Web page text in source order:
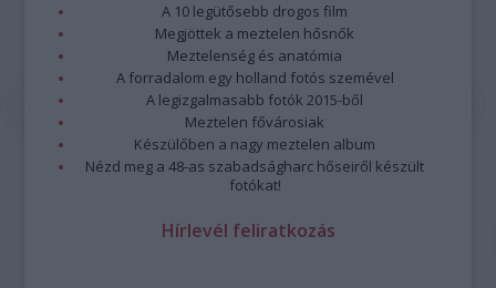
A 10 legütősebb drogos film
Megjöttek a meztelen hősnők
Meztelenség és anatómia
A forradalom egy holland fotós szemével
A legizgalmasabb fotók 2015-ből
Meztelen fővárosiak
Készülőben a nagy meztelen album
Nézd meg a 48-as szabadságharc hőseiről készült
fotókat!
Hírlevél feliratkozás